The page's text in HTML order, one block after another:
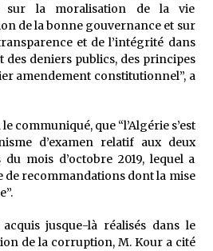
sur la moralisation de la vie
de la bonne gouvernance et sur
et de l’intégrité dans
des deniers publics, des principes
amendement constitutionnel”, a
communiqué, que “l’Algérie s’est
d’examen relatif aux deux
mois d’octobre 2019, lequel a
de recommandations dont la mise
jusque-là réalisés dans le
de la corruption, M. Kour a cité